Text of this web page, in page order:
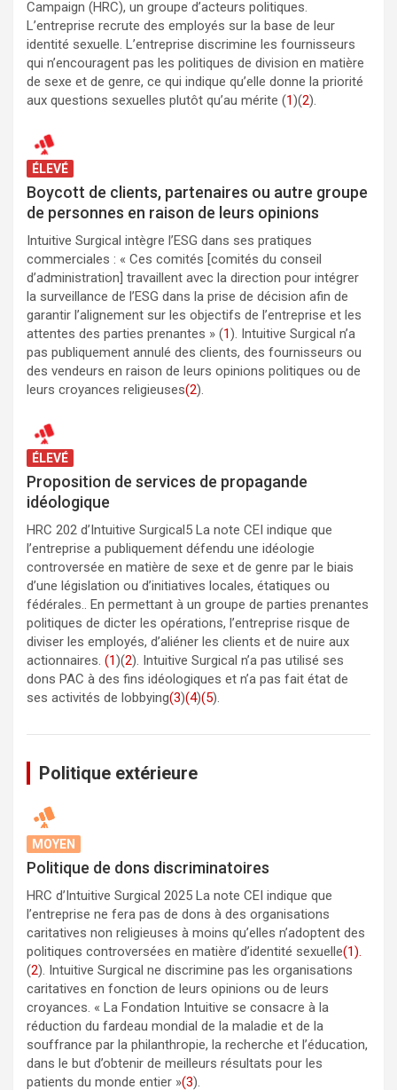
Campaign (HRC), un groupe d’acteurs politiques.
L’entreprise recrute des employés sur la base de leur
identité sexuelle. L’entreprise discrimine les fournisseurs
qui n’encouragent pas les politiques de division en matière
de sexe et de genre, ce qui indique qu’elle donne la priorité
aux questions sexuelles plutôt qu’au mérite (1)(2).
ÉLEVÉ
Boycott de clients, partenaires ou autre groupe
de personnes en raison de leurs opinions
Intuitive Surgical intègre l’ESG dans ses pratiques
commerciales : « Ces comités [comités du conseil
d’administration] travaillent avec la direction pour intégrer
la surveillance de l’ESG dans la prise de décision afin de
garantir l’alignement sur les objectifs de l’entreprise et les
attentes des parties prenantes » (1). Intuitive Surgical n’a
pas publiquement annulé des clients, des fournisseurs ou
des vendeurs en raison de leurs opinions politiques ou de
leurs croyances religieuses(2).
ÉLEVÉ
Proposition de services de propagande
idéologique
HRC 202 d’Intuitive Surgical5 La note CEI indique que
l’entreprise a publiquement défendu une idéologie
controversée en matière de sexe et de genre par le biais
d’une législation ou d’initiatives locales, étatiques ou
fédérales.. En permettant à un groupe de parties prenantes
politiques de dicter les opérations, l’entreprise risque de
diviser les employés, d’aliéner les clients et de nuire aux
actionnaires. (1)(2). Intuitive Surgical n’a pas utilisé ses
dons PAC à des fins idéologiques et n’a pas fait état de
ses activités de lobbying(3)(4)(5).
Politique extérieure
MOYEN
Politique de dons discriminatoires
HRC d’Intuitive Surgical 2025 La note CEI indique que
l’entreprise ne fera pas de dons à des organisations
caritatives non religieuses à moins qu’elles n’adoptent des
politiques controversées en matière d’identité sexuelle(1).
(2). Intuitive Surgical ne discrimine pas les organisations
caritatives en fonction de leurs opinions ou de leurs
croyances. « La Fondation Intuitive se consacre à la
réduction du fardeau mondial de la maladie et de la
souffrance par la philanthropie, la recherche et l’éducation,
dans le but d’obtenir de meilleurs résultats pour les
patients du monde entier »(3).